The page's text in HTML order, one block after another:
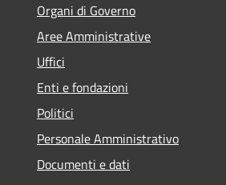
Organi di Governo
Aree Amministrative
Uffici
Enti e fondazioni
Politici
Personale Amministrativo
Documenti e dati